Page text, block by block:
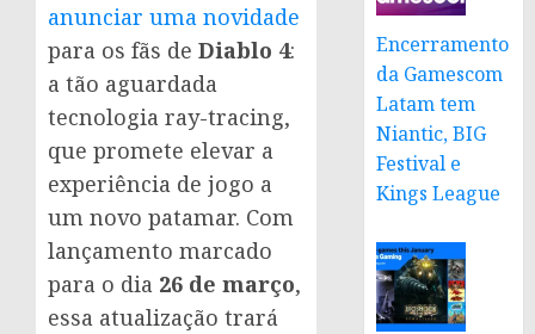
anunciar uma novidade
para os fãs de Diablo 4:
a tão aguardada
tecnologia ray-tracing,
que promete elevar a
experiência de jogo a
um novo patamar. Com
lançamento marcado
para o dia 26 de março,
essa atualização trará
Encerramento
da Gamescom
Latam tem
Niantic, BIG
Festival e
Kings League